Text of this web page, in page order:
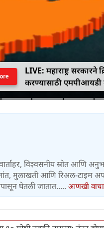
LIVE: महाराष्ट्र सरकारने
करण्यासाठी एमपीआयडी
विश्वसनीय स्रोत आणि
मुलाखती आणि रिअल-टाइम
घेतली जातात..... आणखी वाचा